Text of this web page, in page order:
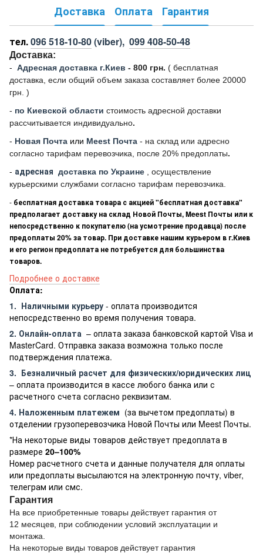
Доставка Оплата Гарантия
тел.096 518-10-80(viber), 099 408-50-48
Доставка:
- Адресная доставка г.Киев - 800 грн. ( бесплатная
доставка, если общий объем заказа составляет более 20000
грн. )
- по Киевской области стоимость адресной доставки
рассчитывается индивидуально.
- Новая Почта или Meest Почта - на склад или адресно
согласно тарифам перевозчика, после 20% предоплаты.
- адресная доставка по Украине
, осуществление
курьерскими службами согласно тарифам перевозчика.
- бесплатная доставка товара с акцией "бесплатная доставка"
предполагает доставку на склад Новой Почты, Meest Почты или к
непосредственно к покупателю (на усмотрение продавца) после
предоплаты 20% за товар. При доставке нашим курьером в г.Киев
и его регион предоплата не потребуется для большинства
товаров.
Подробнее о доставке
Оплата:
1. Наличными курьеру - оплата производится
непосредственно во время получения товара.
2. Онлайн-оплата – оплата заказа банковской картой Visa и
MasterCard. Отправка заказа возможна только после
подтверждения платежа.
3. Безналичный расчет для физических/юридических лиц
– оплата производится в кассе любого банка или с
расчетного счета согласно реквизитам.
4. Наложенным платежем (за вычетом предоплаты) в
отделении грузоперевозчика Новой Почты или Meest Почты.
*На некоторые виды товаров действует предоплата в
размере 20–100%
Номер расчетного счета и данные получателя для оплаты
или предоплаты высылаются на электронную почту, viber,
телеграм или смс.
Гарантия
На все приобретенные товары действует гарантия от
12 месяцев, при соблюдении условий эксплуатации и
монтажа.
На некоторые виды товаров действует гарантия